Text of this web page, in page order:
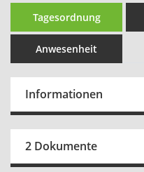
Tagesordnung
Anwesenheit
Informationen
2 Dokumente